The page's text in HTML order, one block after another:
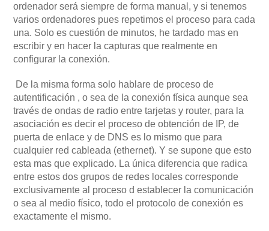
ordenador será siempre de forma manual, y si tenemos
varios ordenadores pues repetimos el proceso para cada
una. Solo es cuestión de minutos, he tardado mas en
escribir y en hacer la capturas que realmente en
configurar la conexión.
De la misma forma solo hablare de proceso de
autentificación , o sea de la conexión física aunque sea
través de ondas de radio entre tarjetas y router, para la
asociación es decir el proceso de obtención de IP, de
puerta de enlace y de DNS es lo mismo que para
cualquier red cableada (ethernet). Y se supone que esto
esta mas que explicado. La única diferencia que radica
entre estos dos grupos de redes locales corresponde
exclusivamente al proceso d establecer la comunicación
o sea al medio físico, todo el protocolo de conexión es
exactamente el mismo.